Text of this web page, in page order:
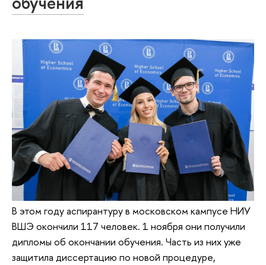
В этом году аспирантуру в московском кампусе НИУ
ВШЭ окончили 117 человек. 1 ноября они получили
дипломы об окончании обучения. Часть из них уже
защитила диссертацию по новой процедуре,